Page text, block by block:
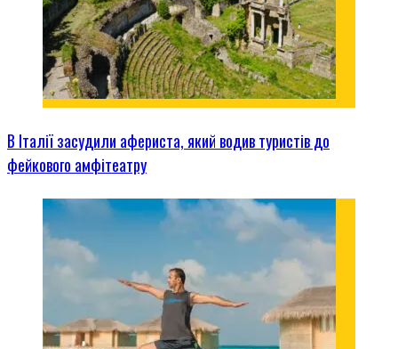
В Італії засудили афериста, який водив туристів до
фейкового амфітеатру